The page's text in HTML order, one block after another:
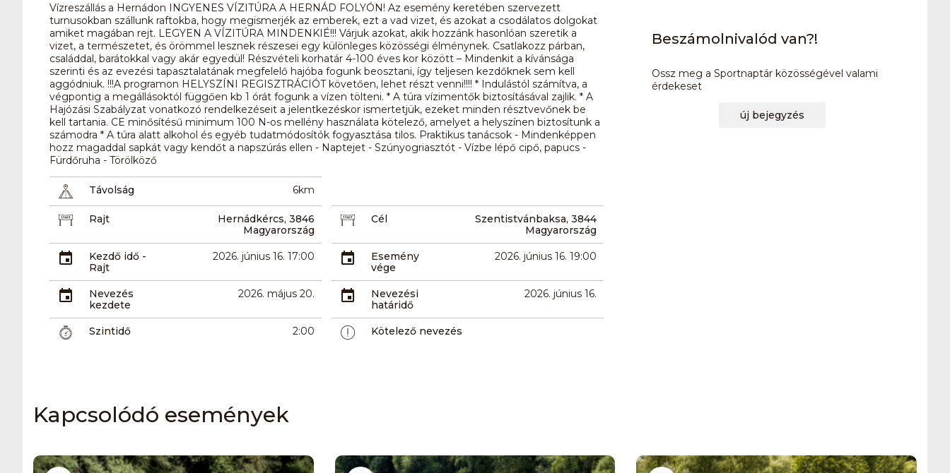
Vízreszállás a Hernádon INGYENES VÍZITÚRA A HERNÁD FOLYÓN! Az esemény keretében szervezett
turnusokban szállunk raftokba, hogy megismerjék az emberek, ezt a vad vizet, és azokat a csodálatos dolgokat
amiket magában rejt. LEGYEN A VÍZITÚRA MINDENKIÉ!!! Várjuk azokat, akik hozzánk hasonlóan szeretik a
vizet, a természetet, és örömmel lesznek részesei egy különleges közösségi élménynek. Csatlakozz párban,
családdal, barátokkal vagy akár egyedül! Részvételi korhatár 4-100 éves kor között – Mindenkit a kívánsága
szerinti és az evezési tapasztalatának megfelelő hajóba fogunk beosztani, így teljesen kezdőknek sem kell
aggódniuk. !!!A programon HELYSZÍNI REGISZTRÁCIÓT követően, lehet részt venni!!!! * Indulástól számítva, a
végpontig a megállásoktól függően kb 1 órát fogunk a vízen tölteni. * A túra vízimentők biztosításával zajlik. * A
Hajózási Szabályzat vonatkozó rendelkezéseit a jelentkezéskor ismertetjük, ezeket minden résztvevőnek be
kell tartania. CE minősítésű minimum 100 N-os mellény használata kötelező, amelyet a helyszínen biztosítunk a
számodra * A túra alatt alkohol és egyéb tudatmódosítók fogyasztása tilos. Praktikus tanácsok - Mindenképpen
hozz magaddal sapkát vagy kendőt a napszúrás ellen - Naptejet - Szúnyogriasztót - Vízbe lépő cipő, papucs -
Fürdőruha - Törölköző
Távolság 6km
Rajt
Hernádkércs, 3846
Magyarország
Cél
Szentistvánbaksa, 3844
Magyarország
Kezdő idő -
Rajt
2026. június 16. 17:00
Esemény
vége
2026. június 16. 19:00
Nevezés
kezdete
2026. május 20.
Nevezési
határidő
2026. június 16.
Szintidő 2:00 Kötelező nevezés
Beszámolnivalód van?!
Ossz meg a Sportnaptár közösségével valami
érdekeset
új bejegyzés
Kapcsolódó események